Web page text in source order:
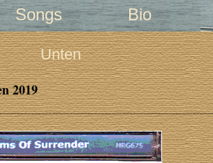
Songs Bio
Unten
2019